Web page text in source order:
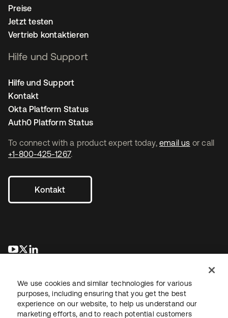
To connect with a product expert today, email us or call
+1-800-425-1267.
Kontakt
wird in einer neuen Registerkarte geöffnet
wird in einer neuen Registerkarte geöffnet
Preise
Jetzt testen
Vertrieb kontaktieren
Hilfe und Support
Hilfe und Support
Kontakt
Okta Platform Status
Auth0 Platform Status
We use cookies and similar technologies for various
purposes, including ensuring that you get the best
experience on our website, to help us understand our
marketing efforts, and to reach potential customers